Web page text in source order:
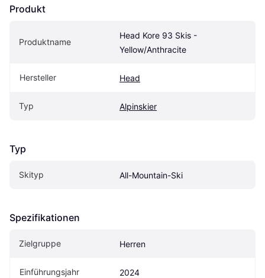
Produkt
Produktname
Head Kore 93 Skis -
Yellow/Anthracite
Hersteller Head
Typ Alpinskier
Typ
Skityp All-Mountain-Ski
Spezifikationen
Zielgruppe Herren
Einführungsjahr 2024